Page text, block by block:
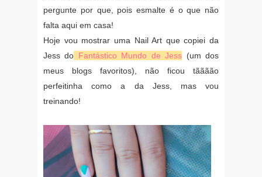
pergunte por que, pois esmalte é o que não
falta aqui em casa!
Hoje vou mostrar uma Nail Art que copiei da
Jess do Fantástico Mundo de Jess (um dos
meus blogs favoritos), não ficou tãããão
perfeitinha como a da Jess, mas vou
treinando!